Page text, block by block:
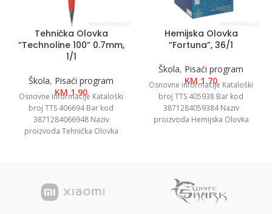
Tehnička Olovka
”Technoline 100” 0.7mm,
1/1
Škola, Pisaći program
KM1.90
Osnovne informacije Kataloški
broj TTS 406694 Bar kod
3871284066948 Naziv
proizvoda Tehnička Olovka
Hemijska Olovka
”Fortuna”, 36/1
Škola, Pisaći program
KM1.70
Osnovne informacije Kataloški
broj TTS 405938 Bar kod
3871284059384 Naziv
proizvoda Hemijska Olovka